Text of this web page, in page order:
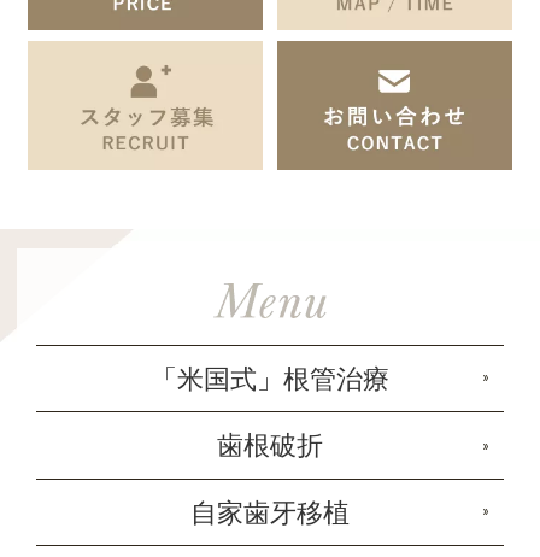
「米国式」根管治療
歯根破折
自家歯牙移植